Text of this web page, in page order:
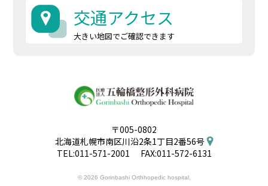
交通アクセス
大きい地図でご確認できます
〒005-0802
北海道札幌市南区川沿2条1丁目2番56号
TEL:011-571-2001 FAX:011-572-6131
© 2026 Gorinbashi Orthhopedic hospital.